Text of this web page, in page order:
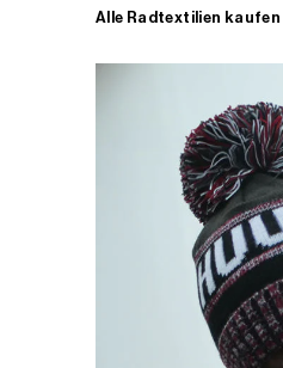
Alle Radtextilien kaufen